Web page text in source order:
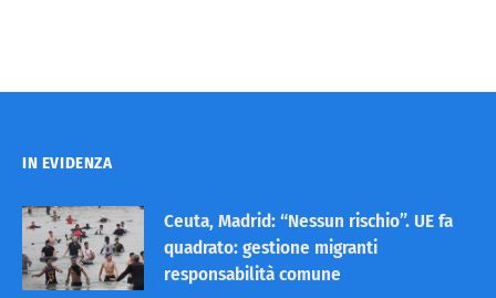
IN EVIDENZA
Ceuta, Madrid: “Nessun rischio”. UE fa
quadrato: gestione migranti
responsabilità comune